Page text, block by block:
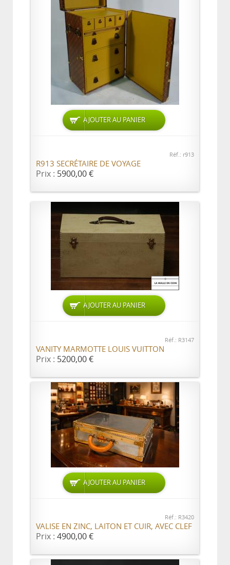
AJOUTER AU PANIER
Réf.: r913
R913 SECRÉTAIRE DE VOYAGE
Prix : 5900,00 €
AJOUTER AU PANIER
Réf.: R3147
VANITY MARMOTTE LOUIS VUITTON
Prix : 5200,00 €
AJOUTER AU PANIER
Réf.: R3420
VALISE EN ZINC, LAITON ET CUIR, AVEC CLEF
Prix : 4900,00 €